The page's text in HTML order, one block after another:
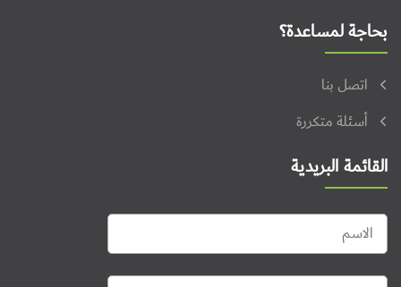
بحاجة لمساعدة؟
اتصل بنا
أسئلة متكررة
القائمة البريدية